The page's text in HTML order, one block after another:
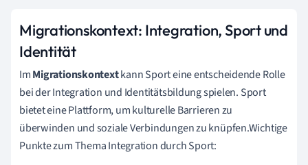
Migrationskontext: Integration, Sport und
Identität
ImMigrationskontextkann Sport eine entscheidende Rolle
bei der Integration und Identitätsbildung spielen. Sport
bietet eine Plattform, um kulturelle Barrieren zu
überwinden und soziale Verbindungen zu knüpfen.Wichtige
Punkte zum Thema Integration durch Sport: